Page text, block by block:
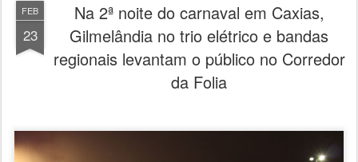
FEB
23
Na 2ª noite do carnaval em Caxias,
Gilmelândia no trio elétrico e bandas
regionais levantam o público no Corredor
da Folia